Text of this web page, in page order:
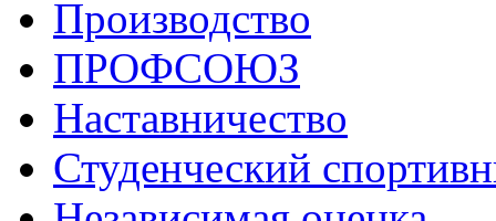
Производство
ПРОФСОЮЗ
Наставничество
Студенческий